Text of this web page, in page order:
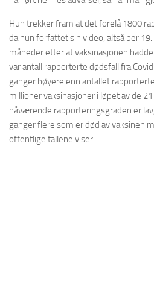
Hun trekker fram at det forelå 1800
da hun forfattet sin video, altså per
måneder etter at vaksinasjonen
var antall rapporterte dødsfall fra
ganger høyere enn antallet
millioner vaksinasjoner i løpet av de
nåværende rapporteringsgraden er
ganger flere som er død av vaksinen
offentlige tallene viser.